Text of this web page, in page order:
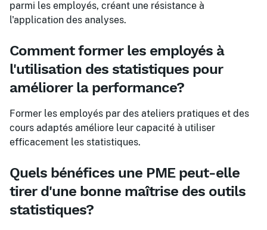
parmi les employés, créant une résistance à
l'application des analyses.
Comment former les employés à
l'utilisation des statistiques pour
améliorer la performance?
Former les employés par des ateliers pratiques et des
cours adaptés améliore leur capacité à utiliser
efficacement les statistiques.
Quels bénéfices une PME peut-elle
tirer d'une bonne maîtrise des outils
statistiques?